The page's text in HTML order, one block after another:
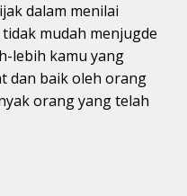
dalam menilai
mudah menjugde
lebih kamu yang
dan baik oleh orang
orang yang telah